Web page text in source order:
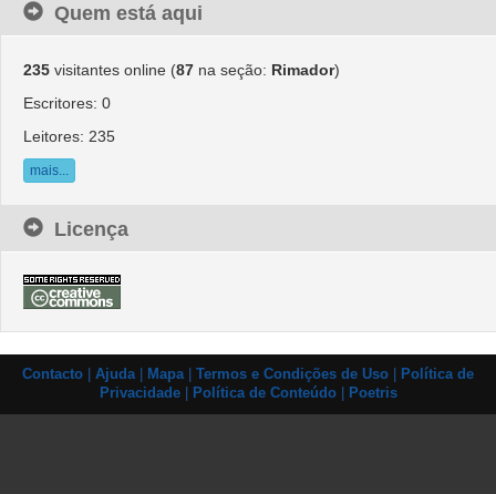
Quem está aqui
235 visitantes online (87 na seção: Rimador)
Escritores: 0
Leitores: 235
mais...
Licença
Contacto Ajuda| Mapa| Termos e Condições de Uso
Política de
Privacidade| Política de Conteúdo| Poetris